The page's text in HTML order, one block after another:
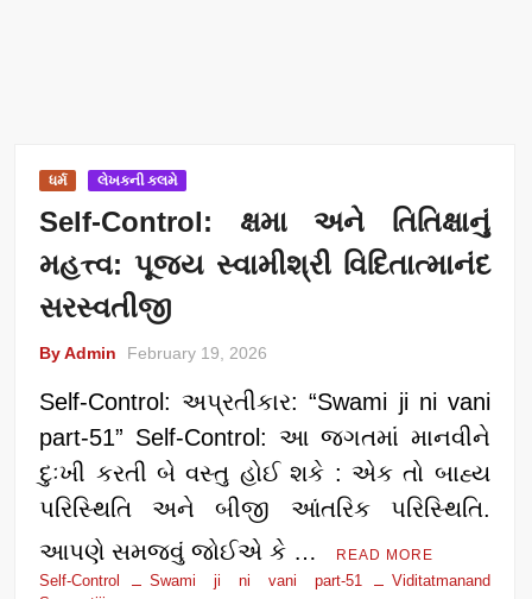
ધર્મ લેખકની કલમે
Self-Control: ક્ષમા અને તિતિક્ષાનું
મહત્ત્વ: પૂજય સ્વામીશ્રી વિદિતાત્માનંદ
સરસ્વતીજી
By Admin February 19, 2026
Self-Control: અપ્રતીકાર: “Swami ji ni vani
part-51” Self-Control: આ જગતમાં માનવીને
દુઃખી કરતી બે વસ્તુ હોઈ શકે : એક તો બાહ્ય
પરિસ્થિતિ અને બીજી આંતરિક પરિસ્થિતિ.
આપણે સમજવું જોઈએ કે …
READ MORE
Self-Control Swami ji ni vani part-51
Viditatmanand